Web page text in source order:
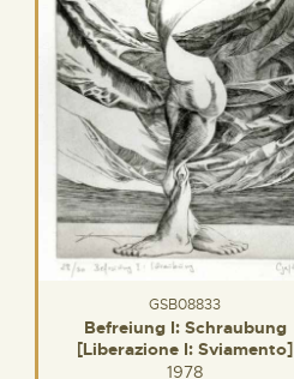
GSB08833
Befreiung I: Schraubung
[Liberazione I: Sviamento]
1978